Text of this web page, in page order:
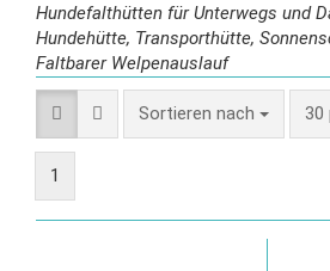
Hundefalthütten für Unterwegs und
Hundehütte, Transporthütte,
Faltbarer Welpenauslauf
Sortieren nach 30
1